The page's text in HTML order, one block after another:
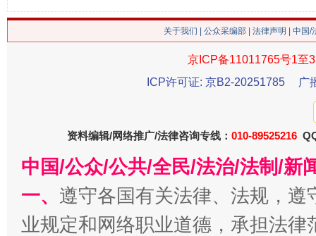
生
关于我们 公众采编部 法律声明 | 中国
京ICP备11011765号1至
ICP许可证: 京B2-20251785
广
资料编辑/网络推广/法律咨询专线： 010-89525216
中国/公众/公共/全民/法治/法制/新
一、 遵守各国有关法律、法规，
业规定和网络职业道德，承担法